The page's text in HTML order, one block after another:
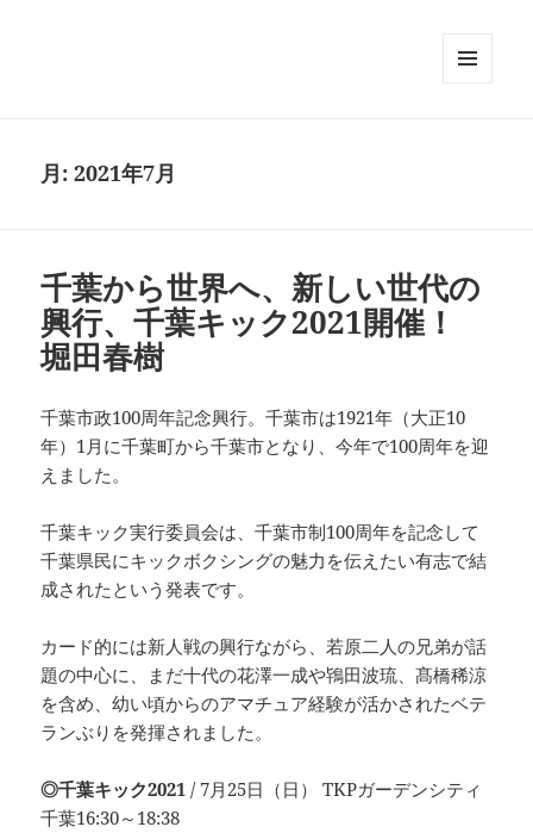
月:2021年7月
千葉から世界へ、新しい世代の
興行、千葉キック2021開催！
堀田春樹
千葉市政100周年記念興行。千葉市は1921年（大正10
年）1月に千葉町から千葉市となり、今年で100周年を迎
えました。
千葉キック実行委員会は、千葉市制100周年を記念して
千葉県民にキックボクシングの魅力を伝えたい有志で結
成されたという発表です。
カード的には新人戦の興行ながら、若原二人の兄弟が話
題の中心に、まだ十代の花澤一成や鴇田波琉、髙橋稀涼
を含め、幼い頃からのアマチュア経験が活かされたベテ
ランぶりを発揮されました。
◎千葉キック2021 / 7月25日（日） TKPガーデンシティ
千葉16:30～18:38